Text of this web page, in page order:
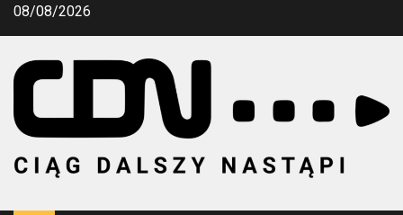
Przejdź
08/08/2026